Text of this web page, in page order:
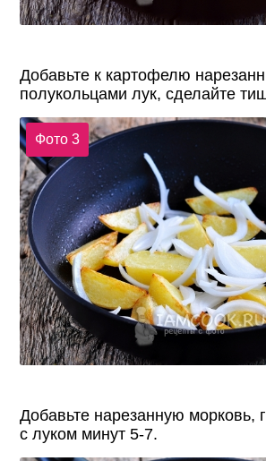
Добавьте к картофелю
полукольцами лук, сделайте
Фото 3
Добавьте нарезанную морковь,
с луком минут 5-7.